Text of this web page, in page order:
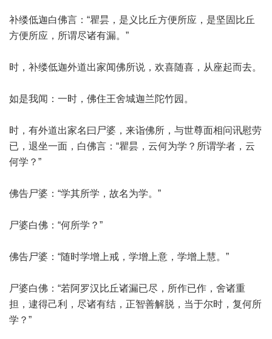
补缕低迦白佛言：“瞿昙，是义比丘方便所应，是坚固比丘
方便所应，所谓尽诸有漏。”
时，补缕低迦外道出家闻佛所说，欢喜随喜，从座起而去。
如是我闻：一时，佛住王舍城迦兰陀竹园。
时，有外道出家名曰尸婆，来诣佛所，与世尊面相问讯慰劳
已，退坐一面，白佛言：“瞿昙，云何为学？所谓学者，云
何学？”
佛告尸婆：“学其所学，故名为学。”
尸婆白佛：“何所学？”
佛告尸婆：“随时学增上戒，学增上意，学增上慧。”
尸婆白佛：“若阿罗汉比丘诸漏已尽，所作已作，舍诸重
担，逮得己利，尽诸有结，正智善解脱，当于尔时，复何所
学？”